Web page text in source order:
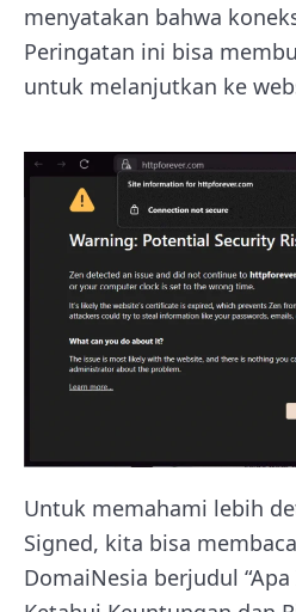
menyatakan bahwa
Peringatan ini bisa
untuk melanjutkan ke
Untuk memahami lebih
Signed, kita bisa
DomaiNesia berjudul “Apa